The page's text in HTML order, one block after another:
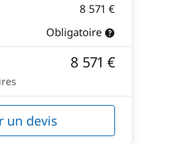
8 571 €
Obligatoire
8 571 €
un devis